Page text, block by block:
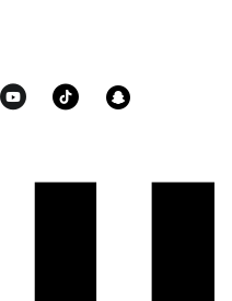
uns facebook
Sie uns
Folgen Sie uns
Folgen Sie
Folgen